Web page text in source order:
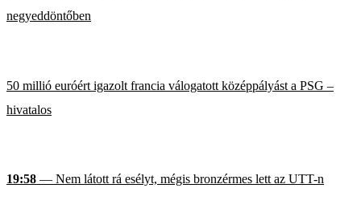
negyeddöntőben
50 millió euróért igazolt francia válogatott középpályást a PSG –
hivatalos
19:58 — Nem látott rá esélyt, mégis bronzérmes lett az UTT-n